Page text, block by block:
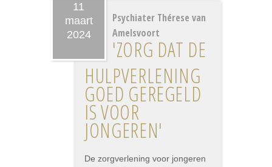
11
maart
2024
Psychiater Thérese van
Amelsvoort
'ZORG DAT DE
HULPVERLENING
GOED GEREGELD
IS VOOR
JONGEREN'
De zorgverlening voor jongeren